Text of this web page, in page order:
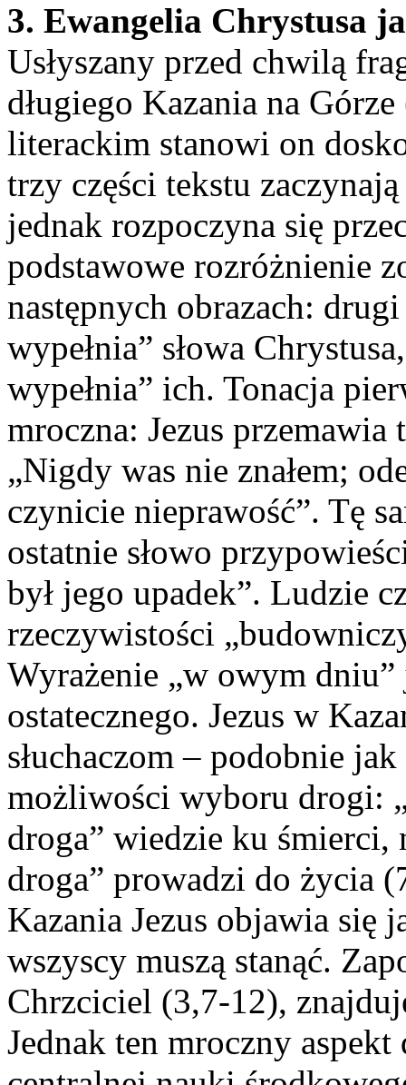
3. Ewangelia Chrystusa
Usłyszany przed chwilą
długiego Kazania na
literackim stanowi on
trzy części tekstu
jednak rozpoczyna się
podstawowe rozróżnienie
następnych obrazach:
wypełnia” słowa
wypełnia” ich. Tonacja
mroczna: Jezus
„Nigdy was nie znałem;
czynicie nieprawość”. Tę
ostatnie słowo
był jego upadek”. Ludzie
rzeczywistości
Wyrażenie „w owym dniu”
ostatecznego. Jezus w
słuchaczom – podobnie
możliwości wyboru drogi:
droga” wiedzie ku śmierci,
droga” prowadzi do życia
Kazania Jezus objawia się
wszyscy muszą stanąć.
Chrzciciel (3,7-12),
Jednak ten mroczny